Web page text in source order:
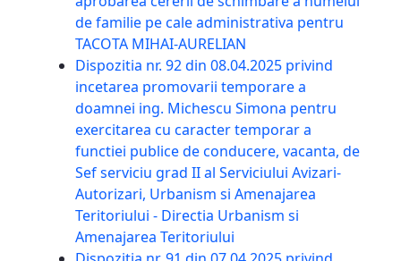
de familie pe cale administrativa pentru
TACOTA MIHAI-AURELIAN
Dispozitia nr. 92 din 08.04.2025 privind
incetarea promovarii temporare a
doamnei ing. Michescu Simona pentru
exercitarea cu caracter temporar a
functiei publice de conducere, vacanta, de
Sef serviciu grad II al Serviciului Avizari-
Autorizari, Urbanism si Amenajarea
Teritoriului - Directia Urbanism si
Amenajarea Teritoriului